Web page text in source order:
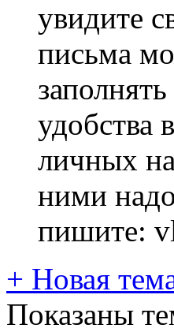
увидите
письма
удобства
личных
ними
пишите:
+ Новая
Показаны